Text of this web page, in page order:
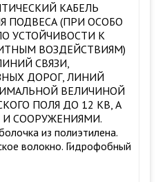
КАБЕЛЬ
ПОДВЕСА (ПРИ ОСОБО
УСТОЙЧИВОСТИ К
ВОЗДЕЙСТВИЯМ)
СВЯЗИ,
ДОРОГ, ЛИНИЙ
ВЕЛИЧИНОЙ
ПОЛЯ ДО 12 КВ, А
СООРУЖЕНИЯМИ.
из полиэтилена.
волокно. Гидрофобный